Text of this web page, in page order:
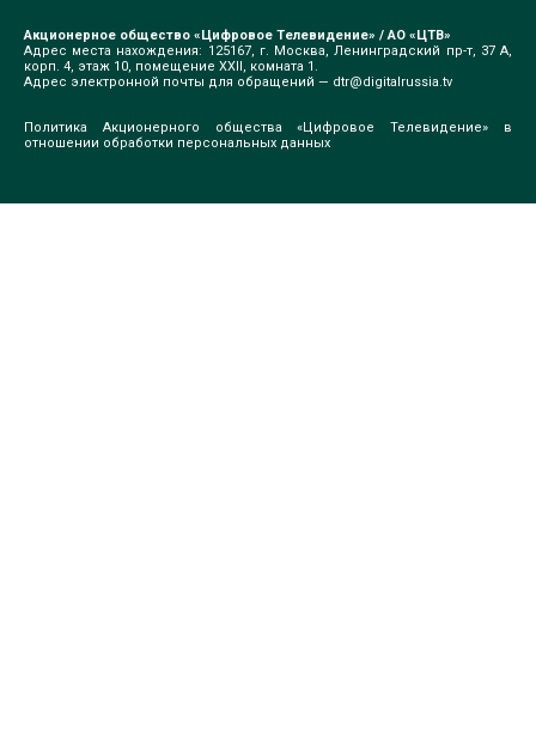
Акционерное общество «Цифровое Телевидение» / АО «ЦТВ»
Адрес места нахождения: 125167, г. Москва, Ленинградский пр-т, 37 А,
корп. 4, этаж 10, помещение XXII, комната 1.
Адрес электронной почты для обращений — dtr@digitalrussia.tv
Политика Акционерного общества «Цифровое Телевидение» в
отношении обработки персональных данных